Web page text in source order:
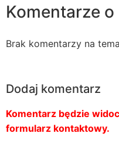
Komentarze
Brak komentarzy na
Dodaj komentarz
Komentarz będzie
formularz kontaktowy.